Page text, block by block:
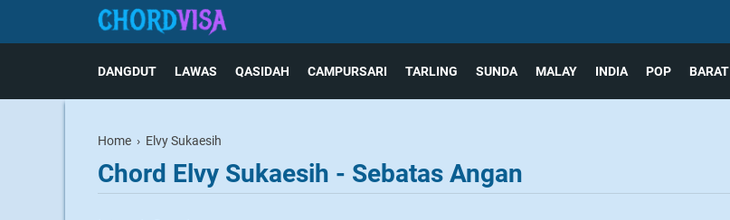
DANGDUT LAWAS QASIDAH CAMPURSARI TARLING SUNDA MALAY INDIA POP BARAT
Home › Elvy Sukaesih
Chord Elvy Sukaesih - Sebatas Angan